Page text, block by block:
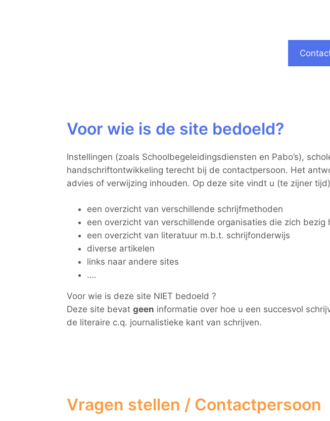
Voor wie is de site bedoeld?
Instellingen (zoals Schoolbegeleidingsdiensten en Pabo’s),
handschriftontwikkeling terecht bij de contactpersoon. Het
advies of verwijzing inhouden. Op deze site vindt u (te zijner
een overzicht van verschillende schrijfmethoden
een overzicht van verschillende organisaties die zich
een overzicht van literatuur m.b.t. schrijfonderwijs
diverse artikelen
links naar andere sites
….
Voor wie is deze site NIET bedoeld ?
Deze site bevat geen informatie over hoe u een succesvol
de literaire c.q. journalistieke kant van schrijven.
Vragen stellen / Contactpersoon